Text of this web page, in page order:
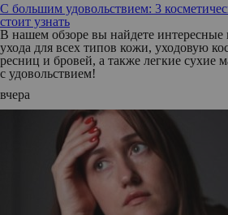
С большим удовольствием: 3
стоит узнать
В нашем обзоре вы найдете
ухода для всех типов кожи, уходовую
ресниц и бровей, а также легкие сухие
с удовольствием!
вчера